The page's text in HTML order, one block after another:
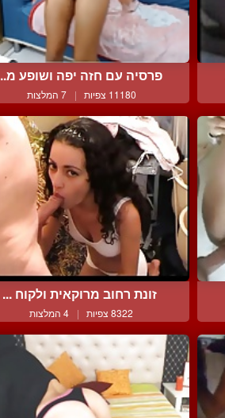
פרסיה עם חזה יפה ושופע
11180 צפיות | 7 המלצות
זונת רחוב מרוקאית ולקוח ...
8322 צפיות | 4 המלצות